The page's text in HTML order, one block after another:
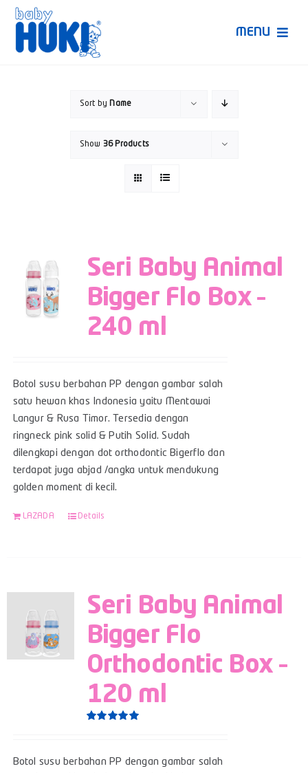
Skip
content
MENU
Sort by Name
Show 36 Products
Seri Baby Animal
Bigger Flo Box –
240 ml
Botol susu berbahan PP dengan gambar salah
satu hewan khas Indonesia yaitu Mentawai
Langur & Rusa Timor. Tersedia dengan
ringneck pink solid & Putih Solid. Sudah
dilengkapi dengan dot orthodontic Bigerflo dan
terdapat juga abjad /angka untuk mendukung
golden moment di kecil.
LAZADA Details
Seri Baby Animal
Bigger Flo
Orthodontic Box –
120 ml
Botol susu berbahan PP dengan gambar salah